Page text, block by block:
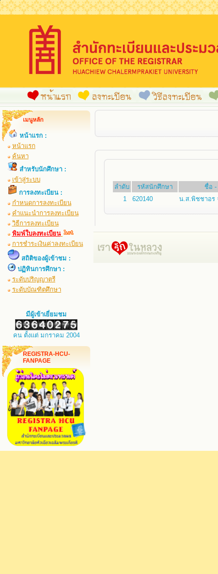
เมนูหลัก
หน้าแรก :
หน้าแรก
ค้นหา
สำหรับนักศึกษา :
เข้าสู่ระบบ
การลงทะเบียน :
กำหนดการลงทะเบียน
คำแนะนำการลงทะเบียน
วิธีการลงทะเบียน
พิมพ์ใบลงทะเบียน
การชำระเงินค่าลงทะเบียน
สถิติของผู้เข้าชม :
ปฏิทินการศึกษา :
ระดับปริญญาตรี
ระดับบัณฑิตศึกษา
มีผู้เข้าเยี่ยมชม
คน ตั้งแต่ มกราคม 2004
REGISTRA-HCU-
FANPAGE
ลำดับ รหัสนักศึกษา
ชื่อ
1
620140 น.ส.พิชชาอร